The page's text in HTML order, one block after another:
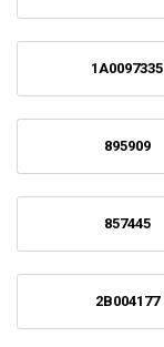
1A0097335
895909
857445
2B004177